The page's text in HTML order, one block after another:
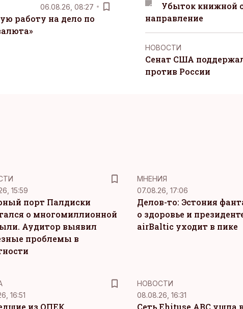
06.08.26, 08:27
работу на дело по
Убыток книжной
направление
НОВОСТИ
Сенат США
против России
15:59
порт Палдиски
о многомиллионной
Аудитор выявил
проблемы в
MНЕНИЯ
07.08.26, 17:06
Делов-то: Эстония
о здоровье и
airBaltic уходит в пике
16:51
из ОПЕК
НОВОСТИ
08.08.26, 16:31
Сеть Ehituse ABC ушла